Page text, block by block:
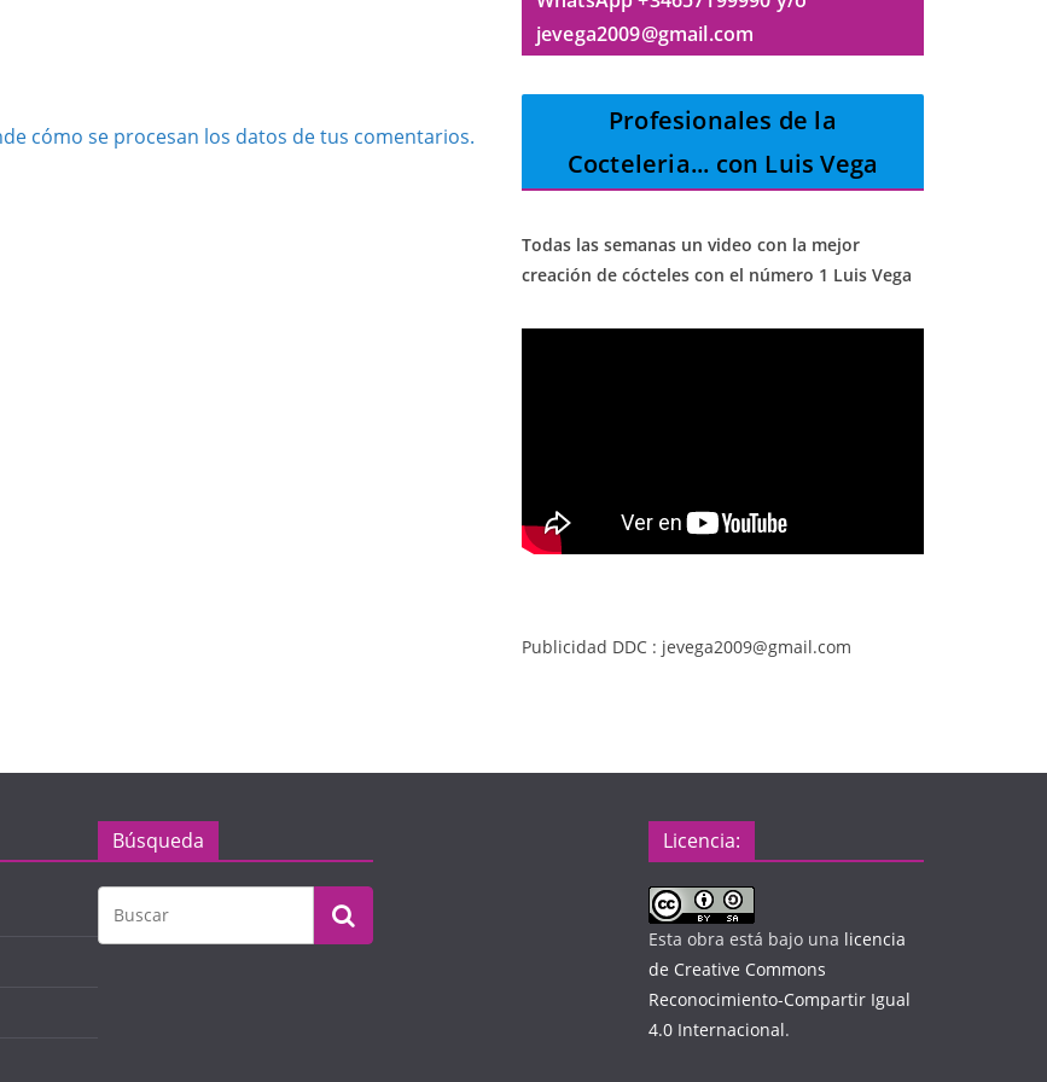
cómo se procesan los datos de tus comentarios.
jevega2009@gmail.com
Profesionales de la
Cocteleria... con Luis Vega
Todas las semanas un video con la mejor
creación de cócteles con el número 1 Luis Vega
Publicidad DDC : jevega2009@gmail.com
Búsqueda Licencia:
Esta obra está bajo una licencia
de Creative Commons
Reconocimiento-Compartir Igual
4.0 Internacional.